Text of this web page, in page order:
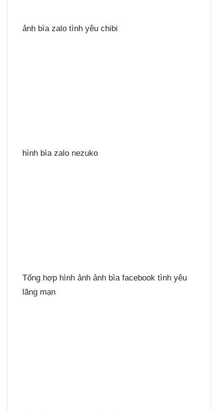
ảnh bìa zalo tình yêu chibi
hình bìa zalo nezuko
Tổng hợp hình ảnh ảnh bìa facebook tình yêu
lãng mạn